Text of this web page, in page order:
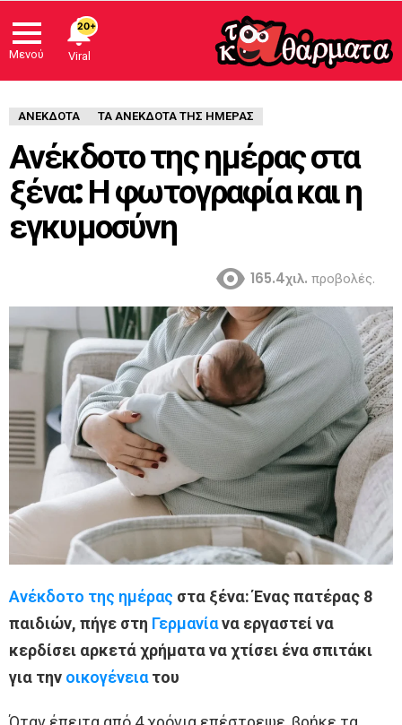
Μενού
ΑΝΈΚΔΟΤΑ ΤΑ ΑΝΕΚΔΟΤΑ ΤΗΣ ΗΜΕΡΑΣ
Ανέκδοτο της ημέρας στα
ξένα: Η φωτογραφία και η
εγκυμοσύνη
165.4χιλ. προβολές.
Ανέκδοτο της ημέρας στα ξένα: Ένας πατέρας 8
παιδιών, πήγε στη Γερμανίανα εργαστεί να
κερδίσει αρκετά χρήματα να χτίσει ένα σπιτάκι
για την οικογένειατου
20+
Viral